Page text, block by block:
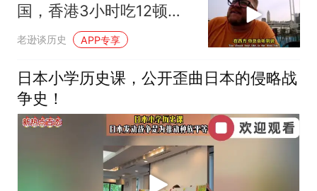
国，香港3小时吃12顿，
直飞上海想定居
老逊谈历史 APP专享
日本小学历史课，公开歪曲日本的侵略战
争史！